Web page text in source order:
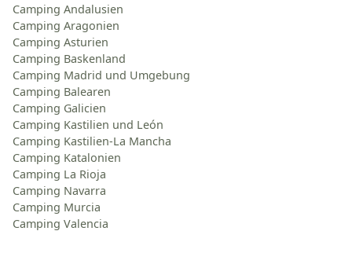
Camping Andalusien
Camping Aragonien
Camping Asturien
Camping Baskenland
Camping Madrid und Umgebung
Camping Balearen
Camping Galicien
Camping Kastilien und León
Camping Kastilien-La Mancha
Camping Katalonien
Camping La Rioja
Camping Navarra
Camping Murcia
Camping Valencia